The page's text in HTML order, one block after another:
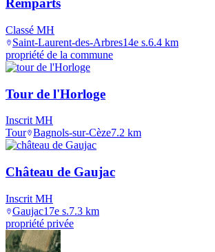
Remparts
Classé MH
Saint-Laurent-des-Arbres14e s.6.4 km
propriété de la commune
Tour de l'Horloge
Inscrit MH
Tour Bagnols-sur-Cèze7.2 km
Château de Gaujac
Inscrit MH
Gaujac17e s.7.3 km
propriété privée